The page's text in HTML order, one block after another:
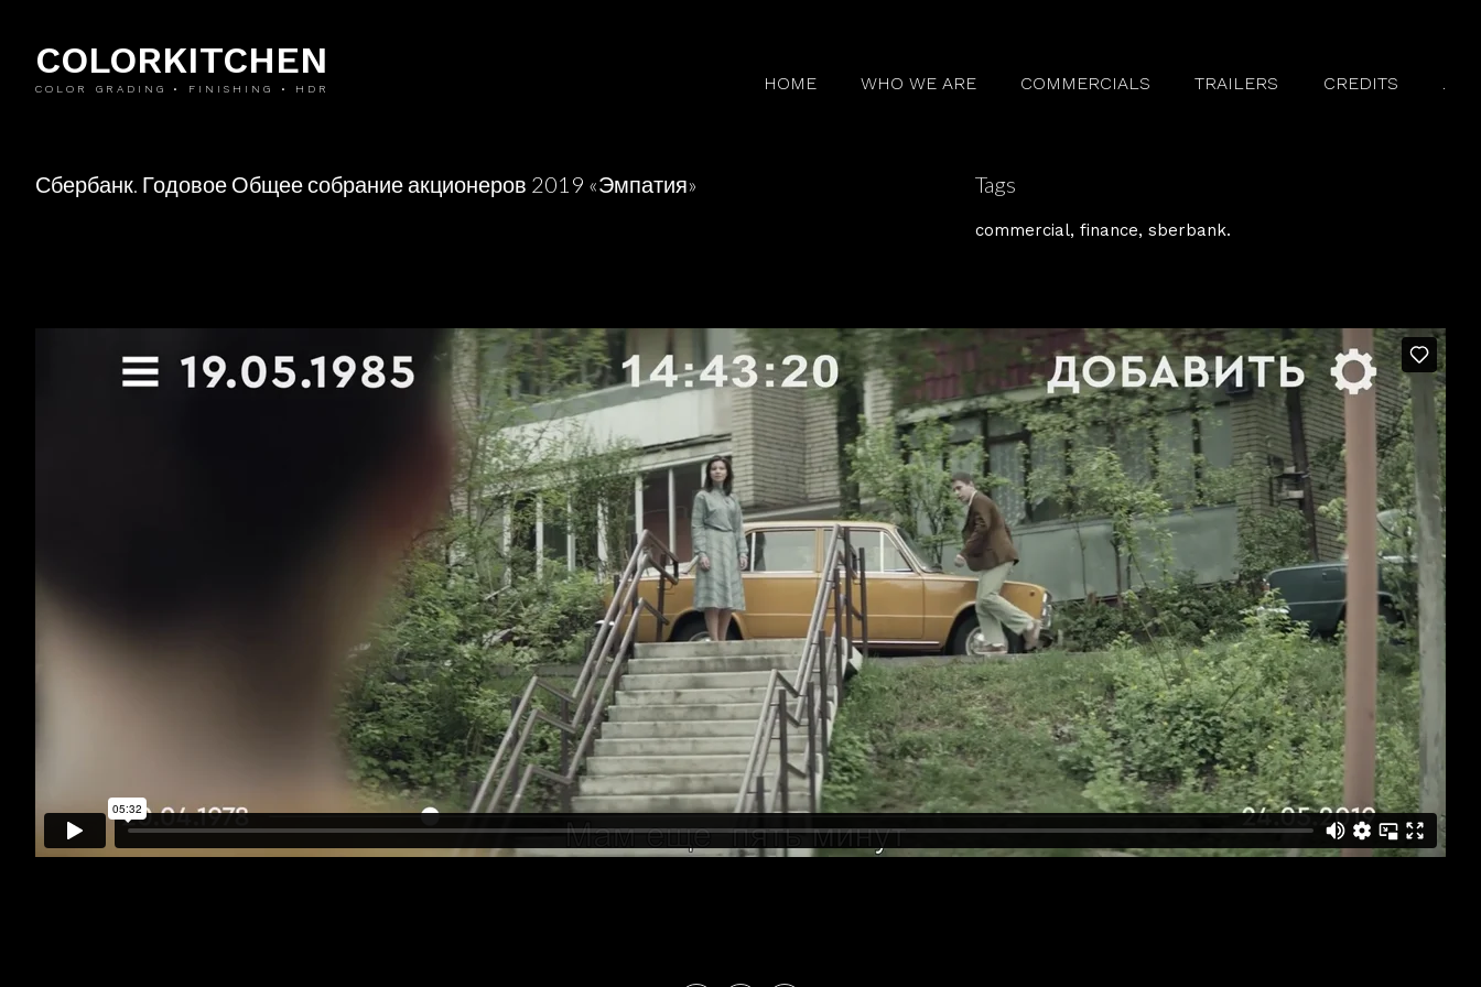
COLORKITCHEN
COLOR GRADING • FINISHING • HDR HOME WHO WE ARE COMMERCIALS TRAILERS CREDITS .
Сбербанк. Годовое Общее собрание акционеров 2019 «Эмпатия» Tags
commercial finance sberbank